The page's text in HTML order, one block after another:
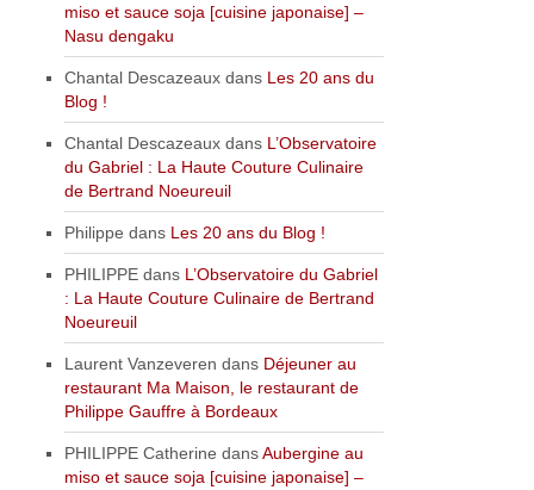
miso et sauce soja [cuisine japonaise] –
Nasu dengaku
Chantal Descazeaux dans Les 20 ans du
Blog !
Chantal Descazeaux dans L’Observatoire
du Gabriel : La Haute Couture Culinaire
de Bertrand Noeureuil
Philippe dans Les 20 ans du Blog !
PHILIPPE dans L’Observatoire du Gabriel
: La Haute Couture Culinaire de Bertrand
Noeureuil
Laurent Vanzeveren dans Déjeuner au
restaurant Ma Maison, le restaurant de
Philippe Gauffre à Bordeaux
PHILIPPE Catherine dansAubergine au
miso et sauce soja [cuisine japonaise] –